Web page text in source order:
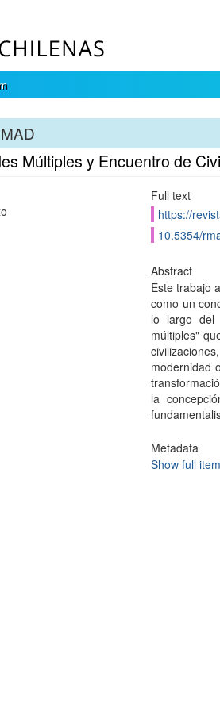
Múltiples y Encuentro de
Full text
https://
10.5354/
Abstract
Este trabajo
como un
lo largo del
múltiples"
modernidad
la
Metadata
Show full